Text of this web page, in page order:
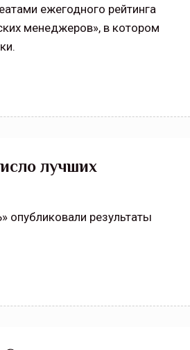
ежегодного рейтинга
менеджеров», в котором
лучших
результаты